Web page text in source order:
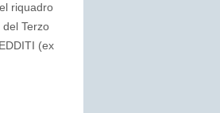
riquadro
Terzo
(ex